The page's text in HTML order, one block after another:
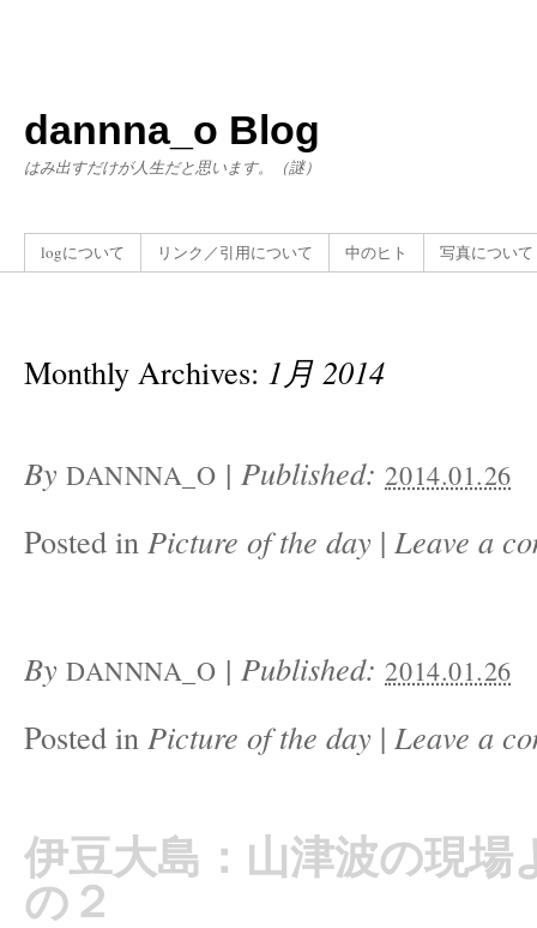
dannna_o Blog
はみ出すだけが人生だと思います。（謎）
logについて リンク／引用について 中のヒト 写真について
Monthly Archives: 1月 2014
By DANNNA_O |Published:2014.01.26
Posted in Picture of the day | Leave a
By DANNNA_O |Published:2014.01.26
Posted in Picture of the day | Leave a
伊豆大島：山津波の現
の２